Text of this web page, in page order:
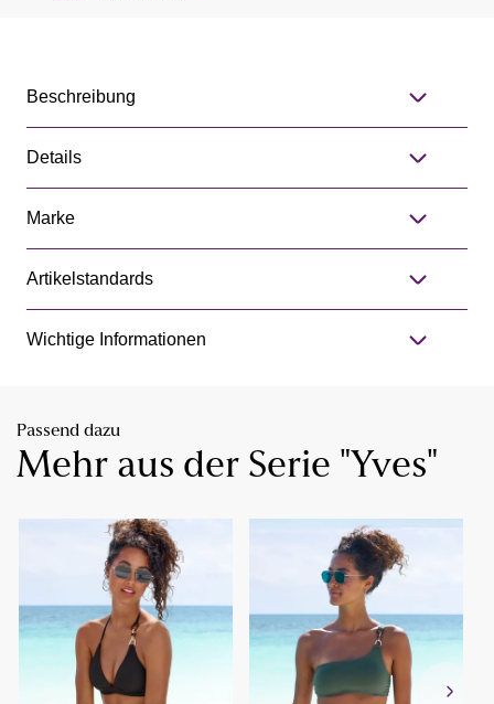
Beschreibung
Details
Marke
Artikelstandards
Wichtige Informationen
Passend dazu
Mehr aus der Serie "Yves"